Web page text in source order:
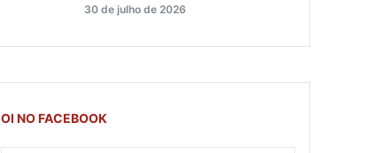
30 de julho de 2026
OI NO FACEBOOK